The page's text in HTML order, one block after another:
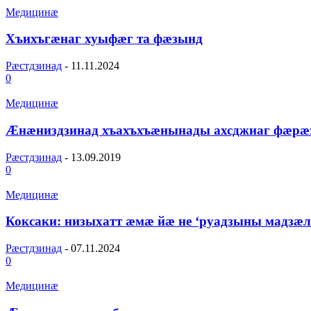
Медицинæ
Хъихъгæнаг хуыфæг та фæзынд
Рæстдзинад - 11.11.2024
0
Медицинæ
Ӕнӕниздзинад хъахъхъӕнынады ахсджиаг
Рæстдзинад - 13.09.2019
0
Медицинæ
Коксаки: низыхатт æмæ йæ не ‘руадзыны
Рæстдзинад - 07.11.2024
0
Медицинæ